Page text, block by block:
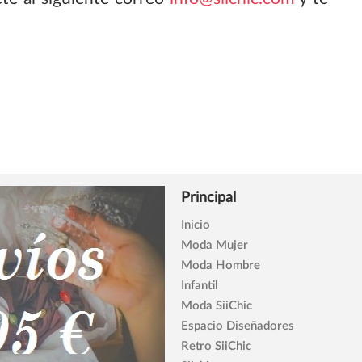
Principal
Inicio
Moda Mujer
Moda Hombre
Infantil
Moda SiiChic
Espacio Diseñadores
Retro SiiChic